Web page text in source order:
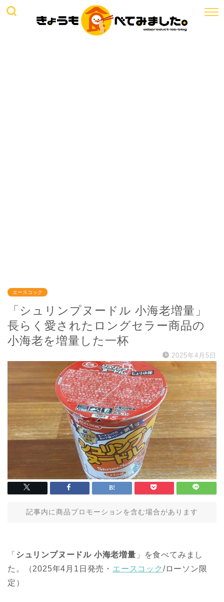
エースコック
「シュリンプヌードル 小海老増量」
長らく愛されたロングセラー商品の
小海老を増量した一杯
2025年4月5日
記事内に商品プロモーションを含む場合があります
「 シュリンプヌードル 小海老増量 」を食べてみまし
た。（2025年4月1日発売・ エースコック /ローソン限
定）